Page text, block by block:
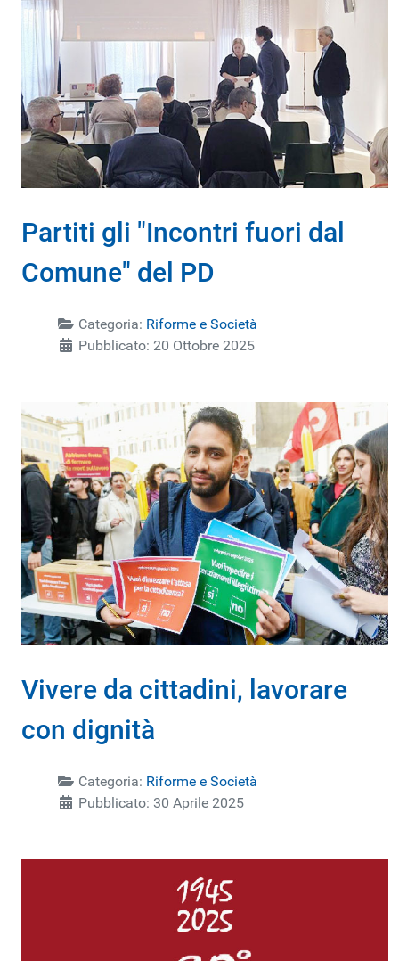
Partiti gli "Incontri fuori dal
Comune" del PD
Categoria: Riforme e Società
Pubblicato: 20 Ottobre 2025
Vivere da cittadini, lavorare
con dignità
Categoria: Riforme e Società
Pubblicato: 30 Aprile 2025